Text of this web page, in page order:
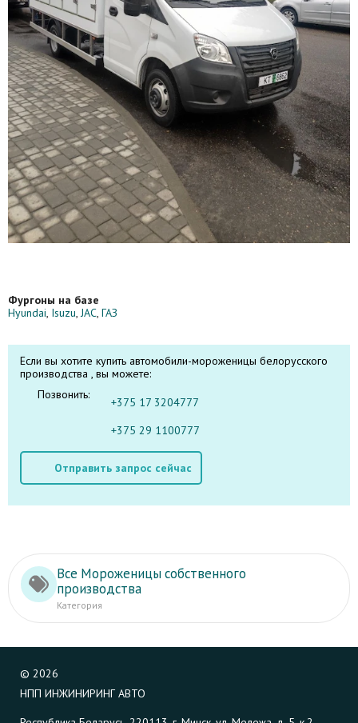
Фургоны на базе
Hyundai, Isuzu,JAC, ГАЗ
Если вы хотите купить автомобили-мороженицы белорусского
производства , вы можете:
Позвонить:
+375 17 3204777
+375 29 1100777
Отправить запрос сейчас
Все Мороженицы собственного
производства
Категория
© 2026
НПП ИНЖИНИРИНГ АВТО